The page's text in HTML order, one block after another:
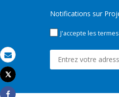
Email
Imprimer
Tweet
Notifications sur
J'accepte les